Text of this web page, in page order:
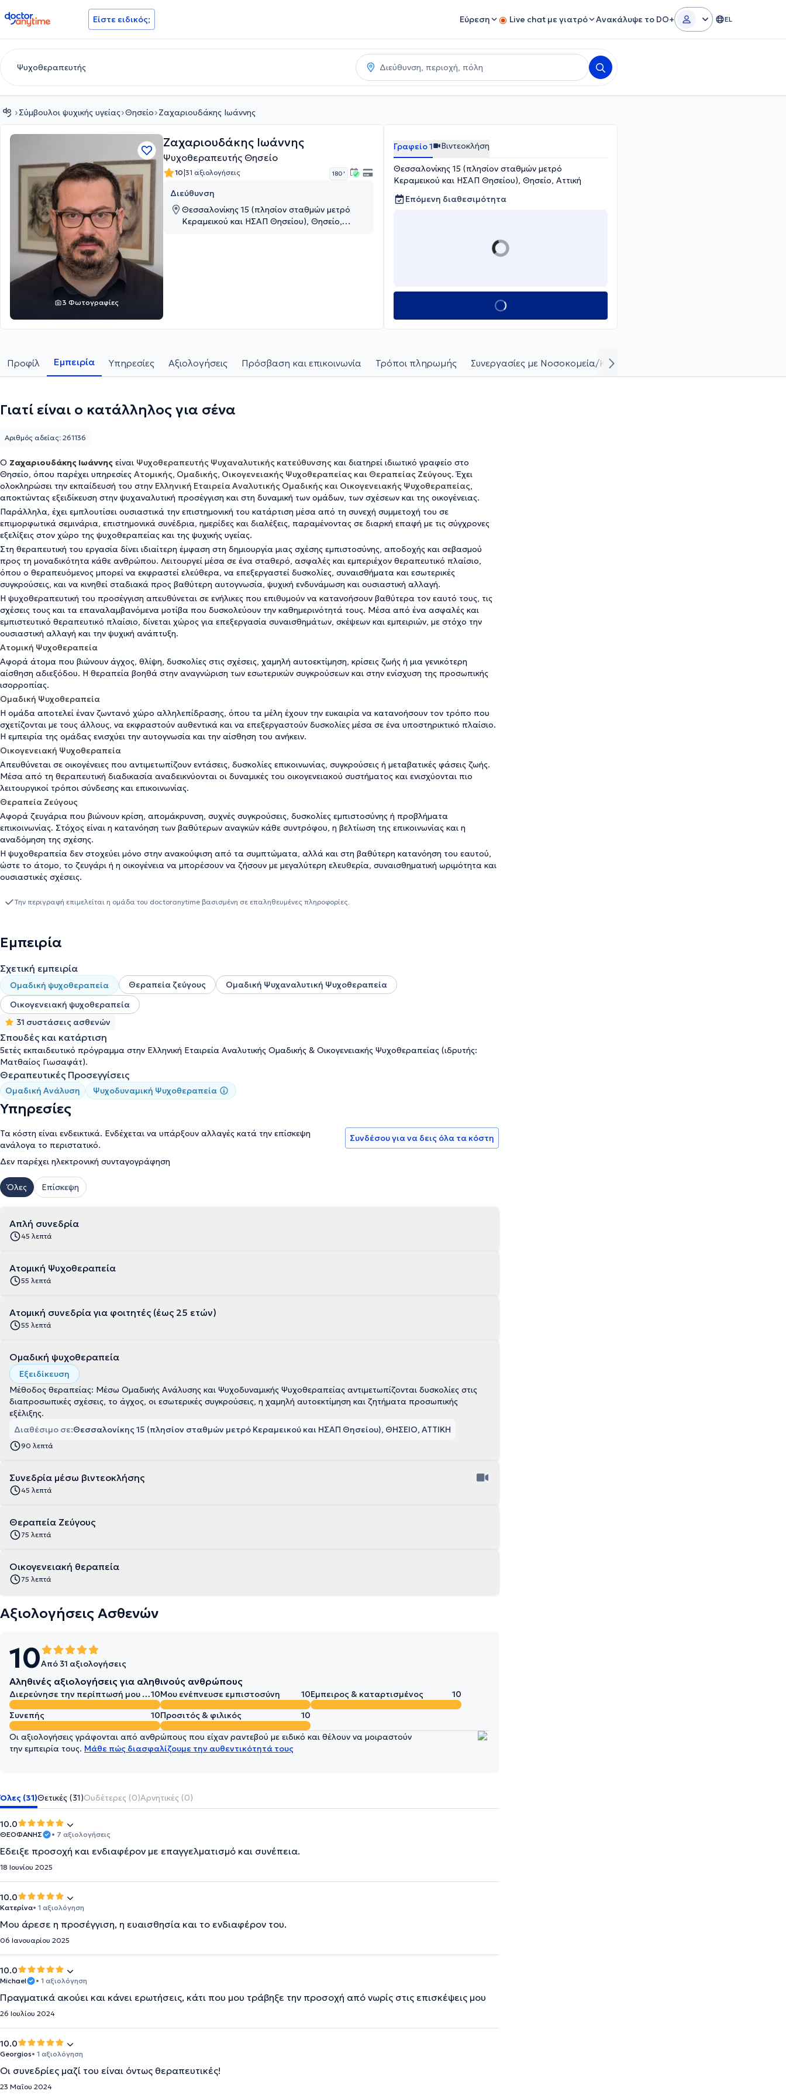
doctoranytime Είστε ειδικός; Εύρεση Live chat με γιατρό Ανακάλυψε το DO+ EL
Σύμβουλοι ψυχικής υγείας Θησείο Ζαχαριουδάκης Ιωάννης
3 Φωτογραφίες
Ζαχαριουδάκης Ιωάννης
Ψυχοθεραπευτής Θησείο
10|31 αξιολογήσεις 180 '
Διεύθυνση
Θεσσαλονίκης 15 (πλησίον σταθμών μετρό
Κεραμεικού και ΗΣΑΠ Θησείου), Θησείο,
Γραφείο 1 Βιντεοκλήση
Θεσσαλονίκης 15 (πλησίον σταθμών μετρό
Κεραμεικού και ΗΣΑΠ Θησείου), Θησείο, Αττική
Επόμενη διαθεσιμότητα
Προφίλ Εμπειρία Υπηρεσίες Αξιολογήσεις Πρόσβαση και επικοινωνία Τρόποι πληρωμής Συνεργασίες με Νοσοκομεία/Κλινικές
Γιατί είναι ο κατάλληλος για σένα
Ο Ζαχαριουδάκης Ιωάννης είναι Ψυχοθεραπευτής Ψυχαναλυτικής κατεύθυνσης και διατηρεί ιδιωτικό γραφείο στο
Θησείο, όπου παρέχει υπηρεσίες Ατομικής, Ομαδικής, Οικογενειακής Ψυχοθεραπείας και Θεραπείας Ζεύγους. Έχει
ολοκληρώσει την εκπαίδευσή του στην Ελληνική Εταιρεία Αναλυτικής Ομαδικής και Οικογενειακής Ψυχοθεραπείας,
αποκτώντας εξειδίκευση στην ψυχαναλυτική προσέγγιση και στη δυναμική των ομάδων, των σχέσεων και της οικογένειας.
Παράλληλα, έχει εμπλουτίσει ουσιαστικά την επιστημονική του κατάρτιση μέσα από τη συνεχή συμμετοχή του σε
επιμορφωτικά σεμινάρια, επιστημονικά συνέδρια, ημερίδες και διαλέξεις, παραμένοντας σε διαρκή επαφή με τις σύγχρονες
εξελίξεις στον χώρο της ψυχοθεραπείας και της ψυχικής υγείας.
Στη θεραπευτική του εργασία δίνει ιδιαίτερη έμφαση στη δημιουργία μιας σχέσης εμπιστοσύνης, αποδοχής και σεβασμού
προς τη μοναδικότητα κάθε ανθρώπου. Λειτουργεί μέσα σε ένα σταθερό, ασφαλές και εμπεριέχον θεραπευτικό πλαίσιο,
όπου ο θεραπευόμενος μπορεί να εκφραστεί ελεύθερα, να επεξεργαστεί δυσκολίες, συναισθήματα και εσωτερικές
συγκρούσεις, και να κινηθεί σταδιακά προς βαθύτερη αυτογνωσία, ψυχική ενδυνάμωση και ουσιαστική αλλαγή.
Η ψυχοθεραπευτική του προσέγγιση απευθύνεται σε ενήλικες που επιθυμούν να κατανοήσουν βαθύτερα τον εαυτό τους, τις
σχέσεις τους και τα επαναλαμβανόμενα μοτίβα που δυσκολεύουν την καθημερινότητά τους. Μέσα από ένα ασφαλές και
εμπιστευτικό θεραπευτικό πλαίσιο, δίνεται χώρος για επεξεργασία συναισθημάτων, σκέψεων και εμπειριών, με στόχο την
ουσιαστική αλλαγή και την ψυχική ανάπτυξη.
Ατομική Ψυχοθεραπεία
Αφορά άτομα που βιώνουν άγχος, θλίψη, δυσκολίες στις σχέσεις, χαμηλή αυτοεκτίμηση, κρίσεις ζωής ή μια γενικότερη
αίσθηση αδιεξόδου. Η θεραπεία βοηθά στην αναγνώριση των εσωτερικών συγκρούσεων και στην ενίσχυση της προσωπικής
ισορροπίας.
Ομαδική Ψυχοθεραπεία
Η ομάδα αποτελεί έναν ζωντανό χώρο αλληλεπίδρασης, όπου τα μέλη έχουν την ευκαιρία να κατανοήσουν τον τρόπο που
σχετίζονται με τους άλλους, να εκφραστούν αυθεντικά και να επεξεργαστούν δυσκολίες μέσα σε ένα υποστηρικτικό πλαίσιο.
Η εμπειρία της ομάδας ενισχύει την αυτογνωσία και την αίσθηση του ανήκειν.
Οικογενειακή Ψυχοθεραπεία
Απευθύνεται σε οικογένειες που αντιμετωπίζουν εντάσεις, δυσκολίες επικοινωνίας, συγκρούσεις ή μεταβατικές φάσεις ζωής.
Μέσα από τη θεραπευτική διαδικασία αναδεικνύονται οι δυναμικές του οικογενειακού συστήματος και ενισχύονται πιο
λειτουργικοί τρόποι σύνδεσης και επικοινωνίας.
Θεραπεία Ζεύγους
Αφορά ζευγάρια που βιώνουν κρίση, απομάκρυνση, συχνές συγκρούσεις, δυσκολίες εμπιστοσύνης ή προβλήματα
επικοινωνίας. Στόχος είναι η κατανόηση των βαθύτερων αναγκών κάθε συντρόφου, η βελτίωση της επικοινωνίας και η
αναδόμηση της σχέσης.
Η ψυχοθεραπεία δεν στοχεύει μόνο στην ανακούφιση από τα συμπτώματα, αλλά και στη βαθύτερη κατανόηση του εαυτού,
ώστε το άτομο, το ζευγάρι ή η οικογένεια να μπορέσουν να ζήσουν με μεγαλύτερη ελευθερία, συναισθηματική ωριμότητα και
ουσιαστικές σχέσεις.
Αριθμός αδείας: 261136
Την περιγραφή επιμελείται η ομάδα του doctoranytime βασισμένη σε επαληθευμένες πληροφορίες.
Εμπειρία
Σχετική εμπειρία
Ομαδική ψυχοθεραπεία Θεραπεία ζεύγους
Ομαδική Ψυχαναλυτική Ψυχοθεραπεία
Οικογενειακή ψυχοθεραπεία
31 συστάσεις ασθενών
Σπουδές και κατάρτιση
5ετές εκπαιδευτικό πρόγραμμα στην Ελληνική Εταιρεία Αναλυτικής Ομαδικής & Οικογενειακής Ψυχοθεραπείας (ιδρυτής:
Ματθαίος Γιωσαφάτ).
Θεραπευτικές Προσεγγίσεις
Ομαδική Ανάλυση Ψυχοδυναμική Ψυχοθεραπεία
Υπηρεσίες
Τα κόστη είναι ενδεικτικά. Ενδέχεται να υπάρξουν αλλαγές κατά την επίσκεψη
ανάλογα το περιστατικό.
Δεν παρέχει ηλεκτρονική συνταγογράφηση
Συνδέσου για να δεις όλα τα κόστη
Όλες Επίσκεψη
Απλή συνεδρία
45 λεπτά
Ατομική Ψυχοθεραπεία
55 λεπτά
Ατομική συνεδρία για φοιτητές (έως 25 ετών)
55 λεπτά
Ομαδική ψυχοθεραπεία
Εξειδίκευση
Μέθοδος θεραπείας: Μέσω Ομαδικής Ανάλυσης και Ψυχοδυναμικής Ψυχοθεραπείας αντιμετωπίζονται δυσκολίες στις
διαπροσωπικές σχέσεις, το άγχος, οι εσωτερικές συγκρούσεις, η χαμηλή αυτοεκτίμηση και ζητήματα προσωπικής
εξέλιξης.
Διαθέσιμο σε:Θεσσαλονίκης 15 (πλησίον σταθμών μετρό Κεραμεικού και ΗΣΑΠ Θησείου), ΘΗΣΕΙΟ, ΑΤΤΙΚΗ
90 λεπτά
Συνεδρία μέσω βιντεοκλήσης
45 λεπτά
Θεραπεία Ζεύγους
75 λεπτά
Οικογενειακή θεραπεία
75 λεπτά
Αξιολογήσεις Ασθενών
10Από 31 αξιολογήσεις
Αληθινές αξιολογήσεις για αληθινούς ανθρώπους
Διερεύνησε την περίπτωσή μου σε βάθος10Μου ενέπνευσε εμπιστοσύνη 10Έμπειρος & καταρτισμένος
10
Συνεπής
10Προσιτός & φιλικός 10
Οι αξιολογήσεις γράφονται από ανθρώπους που είχαν ραντεβού με ειδικό και θέλουν να μοιραστούν
την εμπειρία τους. Μάθε πώς διασφαλίζουμε την αυθεντικότητά τους
Όλες (31)Θετικές (31)Ουδέτερες (0)Αρνητικές (0)
10.0
ΘΕΟΦΑΝΗΣ • 7 αξιολογήσεις
Έδειξε προσοχή και ενδιαφέρον με επαγγελματισμό και συνέπεια.
18 Ιουνίου 2025
10.0
Κατερίνα• 1 αξιολόγηση
Μου άρεσε η προσέγγιση, η ευαισθησία και το ενδιαφέρον του.
06 Ιανουαρίου 2025
10.0
Michael • 1 αξιολόγηση
Πραγματικά ακούει και κάνει ερωτήσεις, κάτι που μου τράβηξε την προσοχή από νωρίς στις επισκέψεις μου
26 Ιουλίου 2024
10.0
Georgios• 1 αξιολόγηση
Οι συνεδρίες μαζί του είναι όντως θεραπευτικές!
23 Μαΐου 2024